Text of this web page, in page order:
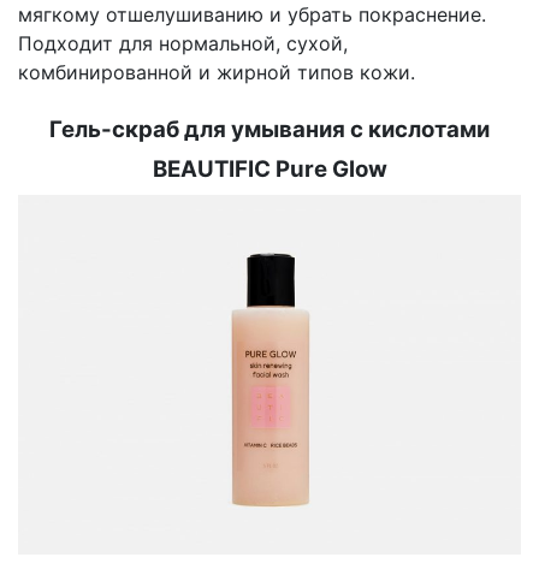
мягкому отшелушиванию и убрать покраснение.
Подходит для нормальной, сухой,
комбинированной и жирной типов кожи.
Гель-скраб для умывания с кислотами
BEAUTIFIC Pure Glow